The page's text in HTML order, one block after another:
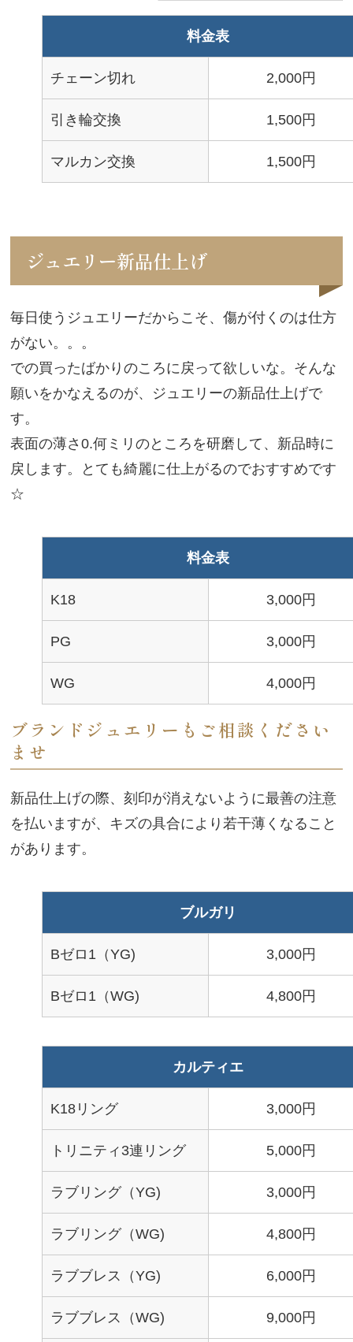
料金表
チェーン切れ 2,000円
引き輪交換 1,500円
マルカン交換 1,500円
ジュエリー新品仕上げ
毎日使うジュエリーだからこそ、傷が付くのは仕方
がない。。。
での買ったばかりのころに戻って欲しいな。そんな
願いをかなえるのが、ジュエリーの新品仕上げで
す。
表面の薄さ0.何ミリのところを研磨して、新品時に
戻します。とても綺麗に仕上がるのでおすすめです
☆
料金表
K18 3,000円
PG 3,000円
WG 4,000円
ブランドジュエリーもご相談ください
ませ
新品仕上げの際、刻印が消えないように最善の注意
を払いますが、キズの具合により若干薄くなること
があります。
ブルガリ
Bゼロ1（YG) 3,000円
Bゼロ1（WG) 4,800円
カルティエ
K18リング 3,000円
トリニティ3連リング 5,000円
ラブリング（YG) 3,000円
ラブリング（WG) 4,800円
ラブブレス（YG) 6,000円
ラブブレス（WG) 9,000円